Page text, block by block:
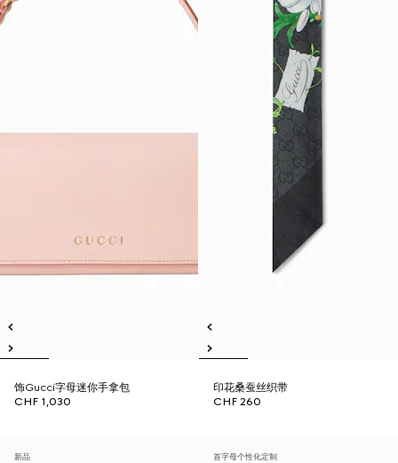
饰Gucci字母迷你手拿包
CHF 1,030
印花桑蚕丝织带
CHF 260
新品 首字母个性化定制